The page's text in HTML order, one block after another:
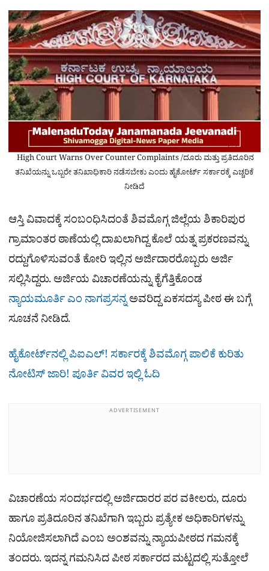
High Court Warns Over Counter Complaints /ದೂರು ಮತ್ತು ಪ್ರತಿದೂರಿನ
ತನಿಖೆಯನ್ನು ಒಬ್ಬರೇ ತನಿಖಾಧಿಕಾರಿ ನಡೆಸಬೇಕು ಎಂದು ಹೈಕೋರ್ಟ್ ಸರ್ಕಾರಕ್ಕೆ ಎಚ್ಚರಿಕೆ
ನೀಡಿದೆ
ಆಸ್ತಿ ವಿವಾದಕ್ಕೆ ಸಂಬಂಧಿಸಿದಂತೆ ಶಿವಮೊಗ್ಗ ಜಿಲ್ಲೆಯ ಶಿಕಾರಿಪುರ
ಗ್ರಾಮಾಂತರ ಠಾಣೆಯಲ್ಲಿ ದಾಖಲಾಗಿದ್ದ ಕೊಲೆ ಯತ್ನ ಪ್ರಕರಣವನ್ನು
ರದ್ದುಗೊಳಿಸುವಂತೆ ಕೋರಿ ಇಲ್ಲಿನ ಅರ್ಜಿದಾರರೊಬ್ಬರು ಅರ್ಜಿ
ಸಲ್ಲಿಸಿದ್ದರು. ಅರ್ಜಿಯ ವಿಚಾರಣೆಯನ್ನು ಕೈಗೆತ್ತಿಕೊಂಡ
ನ್ಯಾಯಮೂರ್ತಿ ಎಂ ನಾಗಪ್ರಸನ್ನಅವರಿದ್ದ ಏಕಸದಸ್ಯ ಪೀಠ ಈ ಬಗ್ಗೆ
ಸೂಚನೆ ನೀಡಿದೆ.
ಹೈಕೋರ್ಟ್​ನಲ್ಲಿ ಪಿಐಎಲ್!​ ಸರ್ಕಾರಕ್ಕೆ ಶಿವಮೊಗ್ಗ ಪಾಲಿಕೆ ಕುರಿತು
ನೋಟಿಸ್ ಜಾರಿ! ಪೂರ್ತಿ ವಿವರ ಇಲ್ಲಿ ಓದಿ
ADVERTISEMENT
ವಿಚಾರಣೆಯ ಸಂದರ್ಭದಲ್ಲಿ ಅರ್ಜಿದಾರರ ಪರ ವಕೀಲರು, ದೂರು
ಹಾಗೂ ಪ್ರತಿದೂರಿನ ತನಿಖೆಗಾಗಿ ಇಬ್ಬರು ಪ್ರತ್ಯೇಕ ಅಧಿಕಾರಿಗಳನ್ನು
ನಿಯೋಜಿಸಲಾಗಿದೆ ಎಂಬ ಅಂಶವನ್ನು ನ್ಯಾಯಪೀಠದ ಗಮನಕ್ಕೆ
ತಂದರು. ಇದನ್ನ ಗಮನಿಸಿದ ಪೀಠ ಸರ್ಕಾರದ ಮಟ್ಟದಲ್ಲಿ ಸುತ್ತೋಲೆ